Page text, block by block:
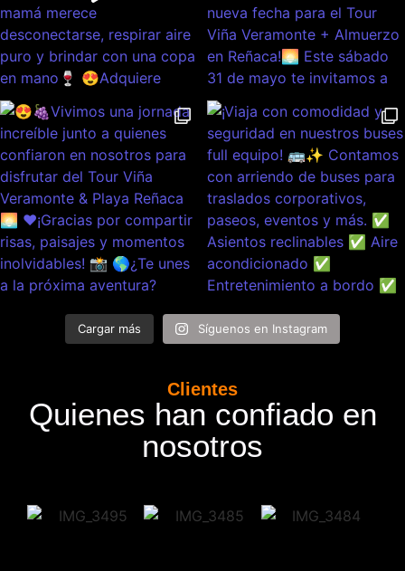
Cargar más Síguenos en Instagram
Clientes
Quienes han confiado en
nosotros